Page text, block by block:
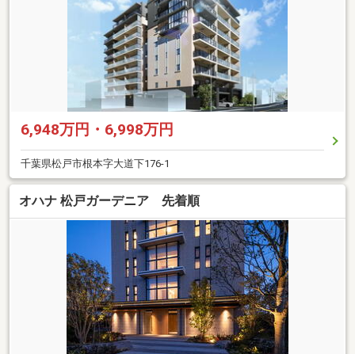
6,948万円・6,998万円
千葉県松戸市根本字大道下176-1
オハナ 松戸ガーデニア 先着順